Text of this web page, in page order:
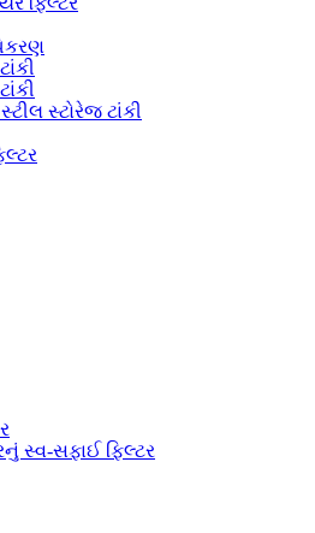
સ્ટોરેજ ટાંકી
સ્વ-સફાઈ ફિલ્ટર